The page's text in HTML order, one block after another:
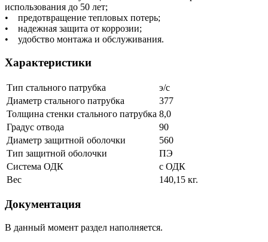
использования до 50 лет;
• предотвращение тепловых потерь;
• надежная защита от коррозии;
• удобство монтажа и обслуживания.
Характеристики
Тип стального патрубка
э/с
Диаметр стального патрубка
377
Толщина стенки стального патрубка 8,0
Градус отвода
90
Диаметр защитной оболочки
560
Тип защитной оболочки
ПЭ
Система ОДК
с ОДК
Вес
140,15 кг.
Документация
В данный момент раздел наполняется.